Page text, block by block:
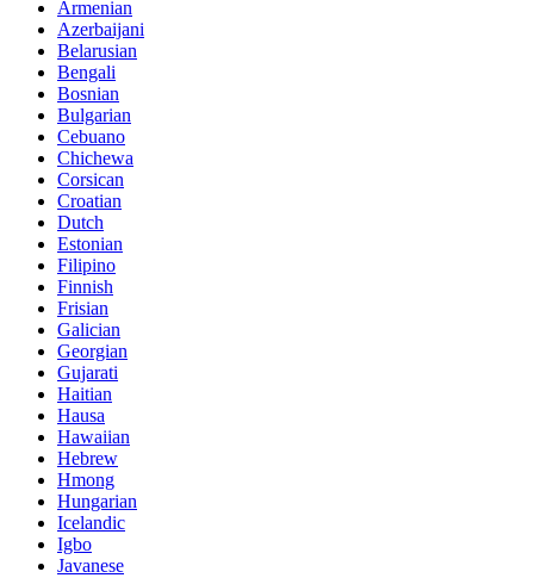
Armenian
Azerbaijani
Belarusian
Bengali
Bosnian
Bulgarian
Cebuano
Chichewa
Corsican
Croatian
Dutch
Estonian
Filipino
Finnish
Frisian
Galician
Georgian
Gujarati
Haitian
Hausa
Hawaiian
Hebrew
Hmong
Hungarian
Icelandic
Igbo
Javanese